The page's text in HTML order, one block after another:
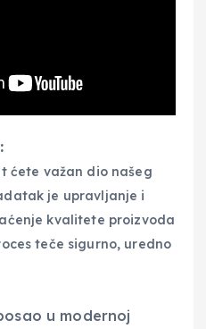
ćete važan dio našeg
je upravljanje i
kvalitete proizvoda
teče sigurno, uredno
u modernoj